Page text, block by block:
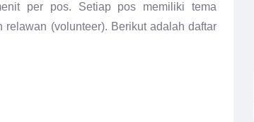
per pos. Setiap pos memiliki tema
(volunteer). Berikut adalah daftar